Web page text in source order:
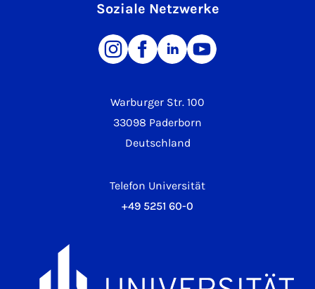
Warburger Str. 100
33098 Paderborn
Deutschland
Telefon Universität
+49 5251 60-0
Soziale Netzwerke